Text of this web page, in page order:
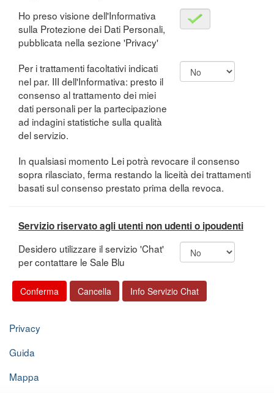
Ho preso visione dell'Informativa
sulla Protezione dei Dati Personali,
pubblicata nella sezione 'Privacy'
Per i trattamenti facoltativi indicati
nel par. III dell'Informativa: presto il
consenso al trattamento dei miei
dati personali per la partecipazione
ad indagini statistiche sulla qualità
del servizio.
In qualsiasi momento Lei potrà revocare il consenso
sopra rilasciato, ferma restando la liceità dei trattamenti
basati sul consenso prestato prima della revoca.
Servizio riservato agli utenti non udenti o ipoudenti
Desidero utilizzare il servizio 'Chat'
per contattare le Sale Blu
Privacy
Guida
Mappa